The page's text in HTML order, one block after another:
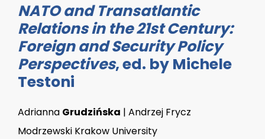
NATO and Transatlantic
Relations in the 21st Century:
Foreign and Security Policy
Perspectives, ed. by Michele
Testoni
Adrianna Grudzińska | Andrzej Frycz
Modrzewski Krakow University